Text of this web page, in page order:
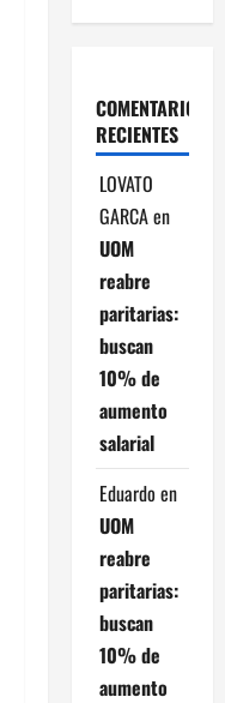
COMENTARIOS
RECIENTES
LOVATO
GARCAen
UOM
reabre
paritarias:
buscan
10% de
aumento
salarial
Eduardo en
UOM
reabre
paritarias:
buscan
10% de
aumento